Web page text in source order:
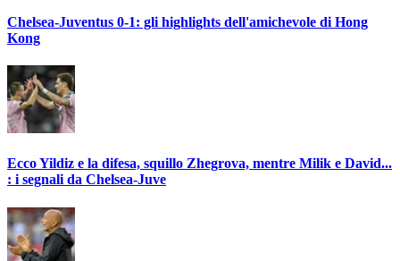
Chelsea-Juventus 0-1: gli highlights dell'amichevole di Hong
Kong
Ecco Yildiz e la difesa, squillo Zhegrova, mentre Milik e David...
: i segnali da Chelsea-Juve